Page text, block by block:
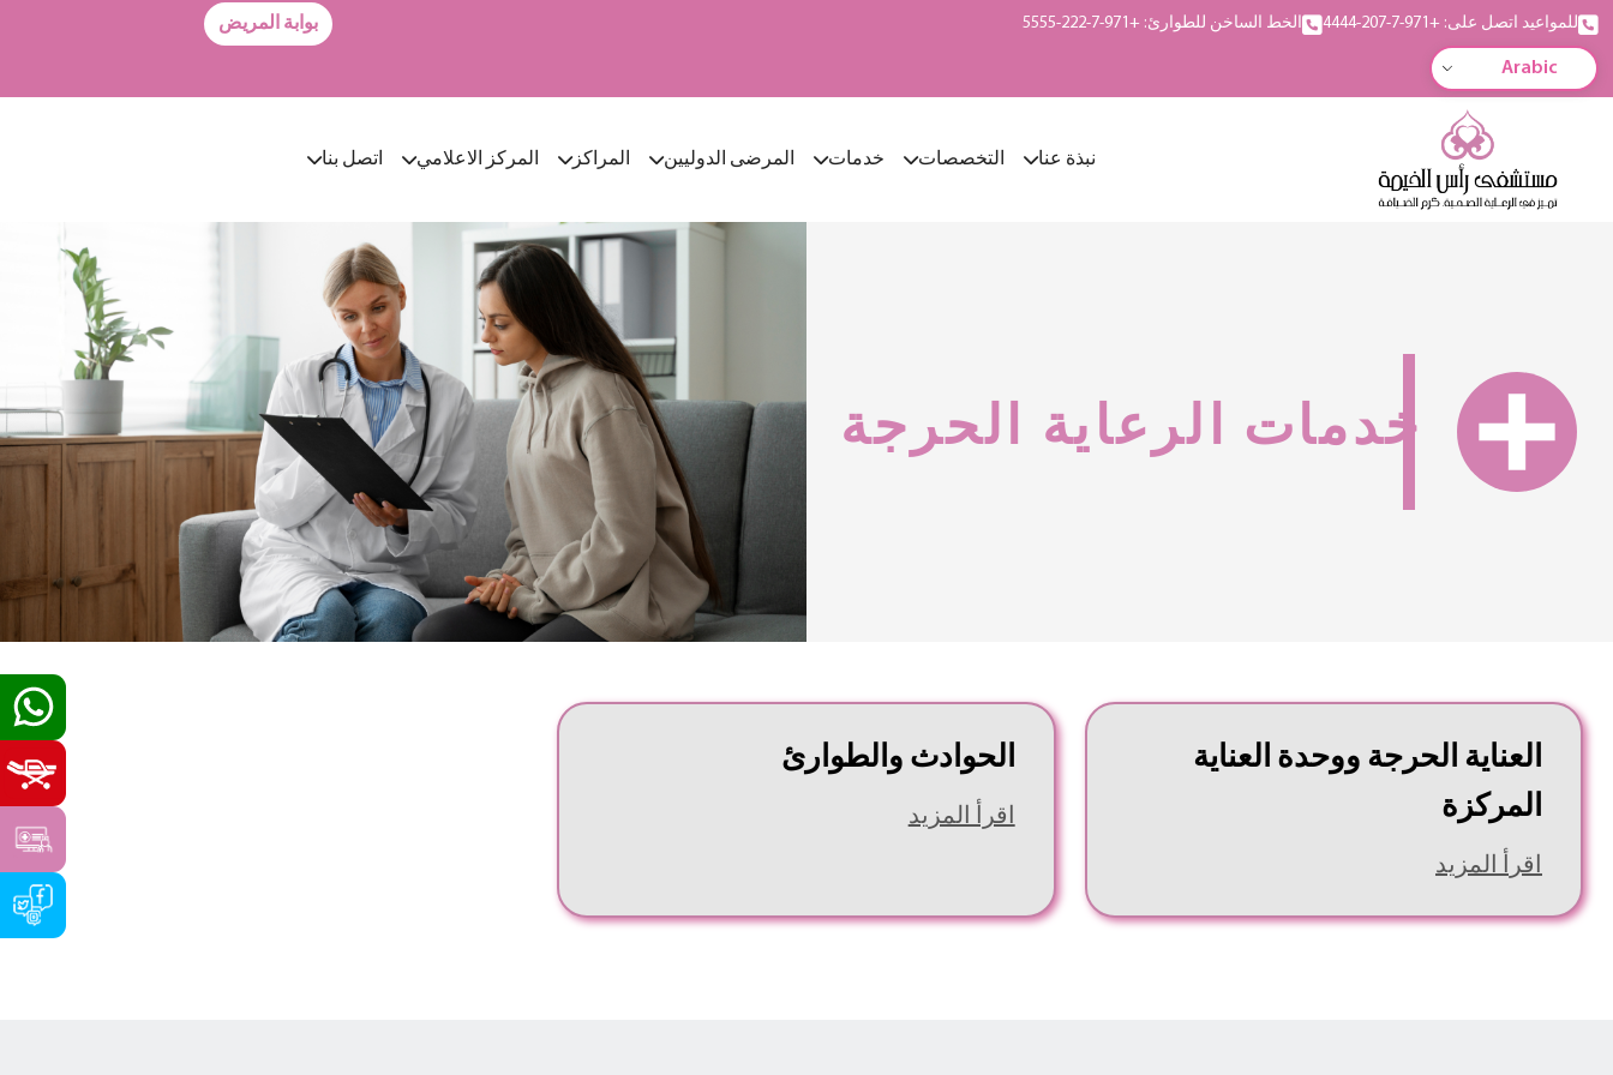
للمواعيد اتصل على: +971-7-207-4444 الخط الساخن للطوارئ: +971-7-222-5555 بوابة المريض
Arabic
نبذة عنا التخصصات خدمات المرضى الدوليين المراكز المركز الاعلامي اتصل بنا
خدمات الرعاية الحرجة
العناية الحرجة ووحدة العناية
المركزة
اقرأ المزيد
الحوادث والطوارئ
اقرأ المزيد